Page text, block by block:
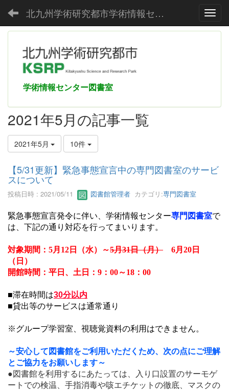
北九州学術研究都市学術情報センター
学術情報センター図書室
2021年5月の記事一覧
2021年5月 10件
【5/31更新】緊急事態宣言中の専門図書室のサービ
スについて
投稿日時 : 2021/05/11 図書館管理者 カテゴリ:専門図書室
緊急事態宣言発令に伴い、学術情報センター専門図書室で
は、下記の通り対応を行ってまいります。
対象期間：5月12日（水）～5月31日（月） 6月20日
（日）
開館時間：平日、土日：9：00～18：00
■滞在時間は30分以内
■貸出等のサービスは通常通り
※グループ学習室、視聴覚資料の利用はできません。
～安心して図書館をご利用いただくため、次の点にご理解
とご協力をお願いします～
●図書館を利用するにあたっては、入り口設置のサーモゲ
ートでの検温、手指消毒や咳エチケットの徹底、マスクの